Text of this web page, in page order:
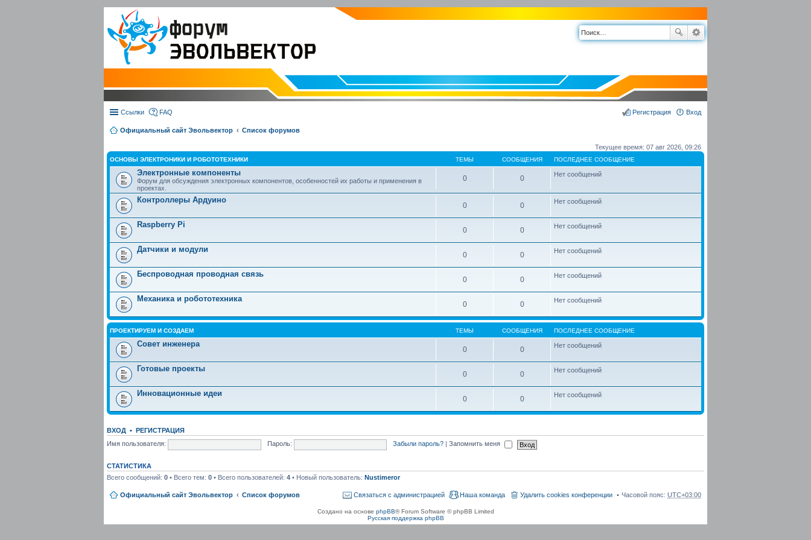
Ссылки FAQ Вход
Регистрация
Официальный сайт Эвольвектор Список форумов
Текущее время: 07 авг 2026, 09:26
ОСНОВЫ ЭЛЕКТРОНИКИ И РОБОТОТЕХНИКИ ТЕМЫ СООБЩЕНИЯ ПОСЛЕДНЕЕ СООБЩЕНИЕ
Электронные компоненты
Форум для обсуждения электронных компонентов, особенностей их работы и применения в
проектах.
0 0 Нет сообщений
Контроллеры Ардуино
0 0 Нет сообщений
Raspberry Pi
0 0 Нет сообщений
Датчики и модули
0 0 Нет сообщений
Беспроводная проводная связь
0 0 Нет сообщений
Механика и робототехника
0 0 Нет сообщений
ПРОЕКТИРУЕМ И СОЗДАЕМ ТЕМЫ СООБЩЕНИЯ ПОСЛЕДНЕЕ СООБЩЕНИЕ
Совет инженера
0 0 Нет сообщений
Готовые проекты
0 0 Нет сообщений
Инновационные идеи
0 0 Нет сообщений
ВХОД • РЕГИСТРАЦИЯ
Имя пользователя:
Пароль: Забыли пароль? Запомнить меня
СТАТИСТИКА
Всего сообщений: 0 • Всего тем: 0 • Всего пользователей: 4 • Новый пользователь: Nustimeror
Официальный сайт Эвольвектор Список форумов Часовой пояс: UTC+03:00
Удалить cookies конференции
Наша команда
Связаться с администрацией
Создано на основе phpBB® Forum Software © phpBB Limited
Русская поддержка phpBB